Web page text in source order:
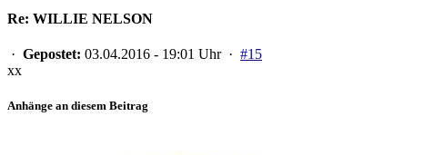
Re: WILLIE NELSON
· Gepostet: 03.04.2016 - 19:01 Uhr · #15
xx
Anhänge an diesem Beitrag